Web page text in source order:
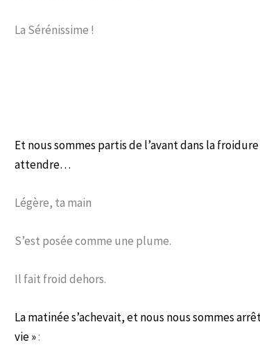
La Sérénissime !
Et nous sommes partis de l’avant dans la
attendre…
Légère, ta main
S’est posée comme une plume.
Il fait froid dehors.
La matinée s’achevait, et nous nous sommes
vie »: